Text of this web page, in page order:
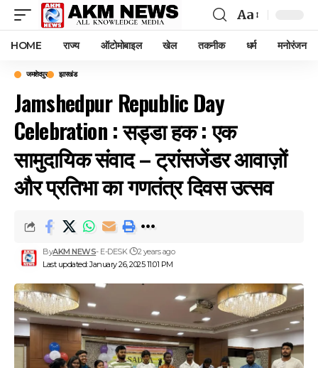
Font
Resizer
Aa
HOME राज्य ऑटोमोबाइल खेल तकनीक धर्म मनोरंजन
जमशेदपुर झारखंड
Jamshedpur Republic Day
Celebration : सड्डा हक : एक
सामुदायिक संवाद – ट्रांसजेंडर आवाज़ों
और प्रतिभा का गणतंत्र दिवस उत्सव
Last updated: January 26, 2025 11:01 PM
ByAKM NEWS- E-DESK 2 years ago